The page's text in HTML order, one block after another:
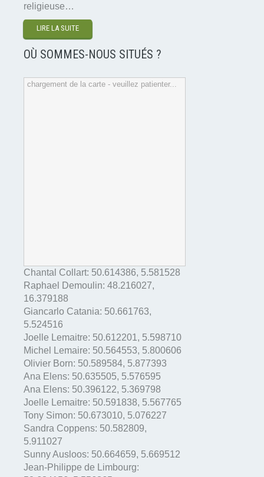
religieuse…
LIRE LA SUITE
OÙ SOMMES-NOUS SITUÉS ?
chargement de la carte - veuillez patienter...
Chantal Collart: 50.614386, 5.581528
Raphael Demoulin: 48.216027,
16.379188
Giancarlo Catania: 50.661763,
5.524516
Joelle Lemaitre: 50.612201 , 5.598710
Michel Lemaire: 50.564553, 5.800606
Olivier Born: 50.589584, 5.877393
Ana Elens: 50.635505, 5.576595
Ana Elens: 50.396122, 5.369798
Joelle Lemaitre: 50.591838, 5.567765
Tony Simon: 50.673010, 5.076227
Sandra Coppens: 50.582809,
5.911027
Sunny Ausloos: 50.664659, 5.669512
Jean-Philippe de Limbourg: